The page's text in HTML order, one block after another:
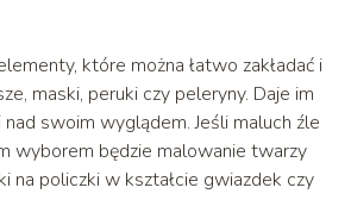
które można łatwo zakładać i
maski, peruki czy peleryny. Daje im
swoim wyglądem. Jeśli maluch źle
wyborem będzie malowanie twarzy
na policzki w kształcie gwiazdek czy